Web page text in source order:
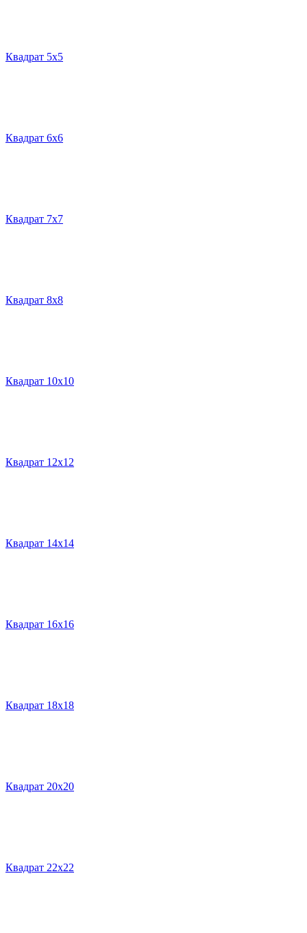
Квадрат 5х5
Квадрат 6х6
Квадрат 7х7
Квадрат 8х8
Квадрат 10х10
Квадрат 12х12
Квадрат 14х14
Квадрат 16х16
Квадрат 18х18
Квадрат 20х20
Квадрат 22х22